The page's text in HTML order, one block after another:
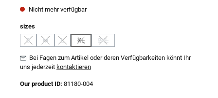
Nicht mehr verfügbar
sizesauswählen
S
(Diese Option ist zurzeit nicht verfügbar.)
M
(Diese Option ist zurzeit nicht verfügbar.)
L
(Diese Option ist zurzeit nicht verfügbar.)
XL
(Diese Option ist zurzeit nicht verfügbar.)
2XL
(Diese Option ist zurzeit nicht verfügbar.)
Bei Fagen zum Artikel oder deren Verfügbarkeiten könnt Ihr
uns jederzeit kontaktieren
Our product ID: 81180-004